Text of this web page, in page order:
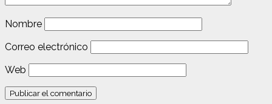
Nombre
Correo electrónico
Web